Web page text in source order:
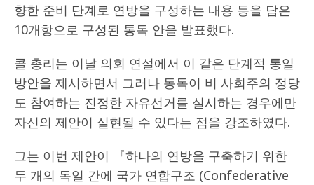
향한 준비 단계로 연방을 구성하는 내용 등을 담은
10개항으로 구성된 통독 안을 발표했다.
콜 총리는 이날 의회 연설에서 이 같은 단계적 통일
방안을 제시하면서 그러나 동독이 비 사회주의 정당
도 참여하는 진정한 자유선거를 실시하는 경우에만
자신의 제안이 실현될 수 있다는 점을 강조하였다.
그는 이번 제안이 『하나의 연방을 구축하기 위한
두 개의 독일 간에 국가 연합구조 (Confederative